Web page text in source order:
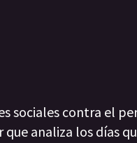
sociales contra el
analiza los días